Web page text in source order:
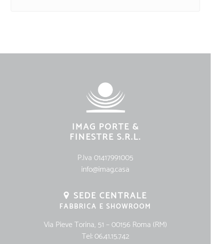
IMAG PORTE &
FINESTRE S.R.L.
P.Iva 01417991005
info@imag.casa
SEDE CENTRALE
FABBRICA E SHOWROOM
Via Pieve Torina, 51 – 00156 Roma (RM)
Tel:06.41.15.742